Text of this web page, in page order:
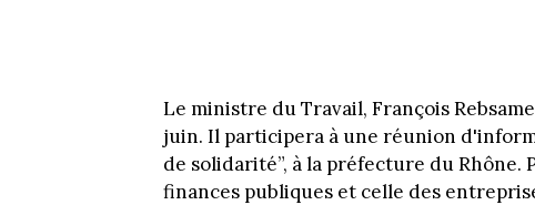
Le ministre du Travail, François
juin. Il participera à une réunion
de solidarité”, à la préfecture du
finances publiques et celle des